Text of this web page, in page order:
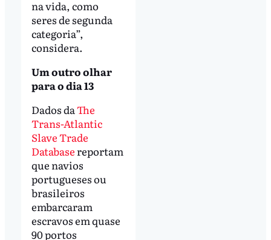
na vida, como
seres de segunda
categoria”,
considera.
Um outro olhar
para o dia 13
Dados daThe
Trans-Atlantic
Slave Trade
Database reportam
que navios
portugueses ou
brasileiros
embarcaram
escravos em quase
90 portos